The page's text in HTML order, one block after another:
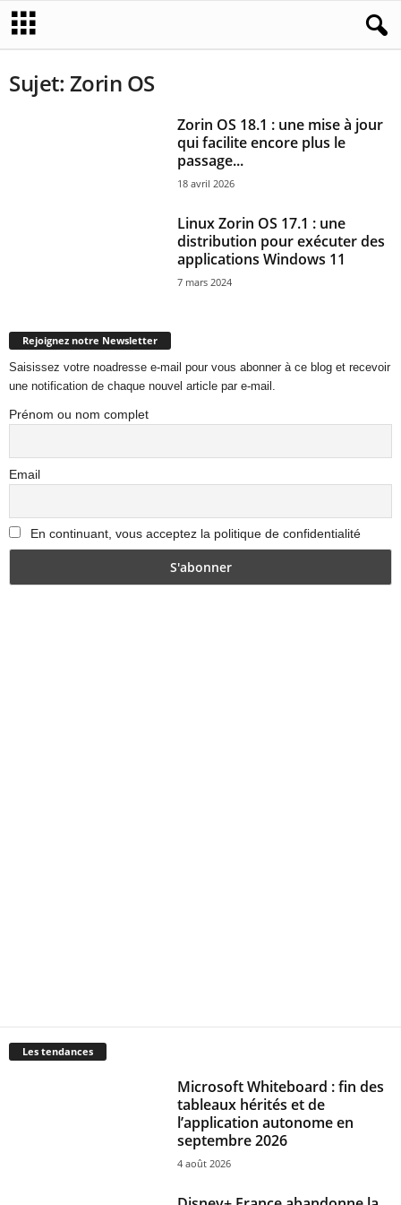
Sujet: Zorin OS
Zorin OS 18.1 : une mise à jour
qui facilite encore plus le
passage...
18 avril 2026
Linux Zorin OS 17.1 : une
distribution pour exécuter des
applications Windows 11
7 mars 2024
Rejoignez notre Newsletter
Saisissez votre noadresse e-mail pour vous abonner à ce blog et recevoir
une notification de chaque nouvel article par e-mail.
Prénom ou nom complet
Email
En continuant, vous acceptez la politique de confidentialité
Les tendances
Microsoft Whiteboard : fin des
tableaux hérités et de
l’application autonome en
septembre 2026
4 août 2026